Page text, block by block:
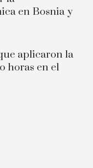
en Bosnia y
aplicaron la
horas en el